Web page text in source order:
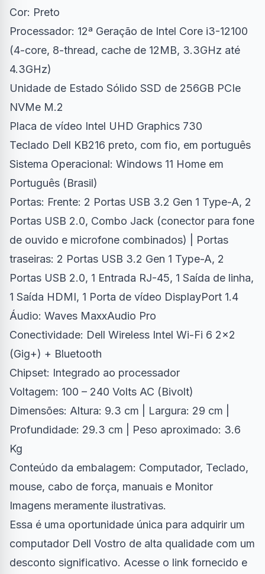
Cor: Preto
Processador: 12ª Geração de Intel Core i3-12100
(4-core, 8-thread, cache de 12MB, 3.3GHz até
4.3GHz)
Unidade de Estado Sólido SSD de 256GB PCIe
NVMe M.2
Placa de vídeo Intel UHD Graphics 730
Teclado Dell KB216 preto, com fio, em português
Sistema Operacional: Windows 11 Home em
Português (Brasil)
Portas: Frente: 2 Portas USB 3.2 Gen 1 Type-A, 2
Portas USB 2.0, Combo Jack (conector para fone
de ouvido e microfone combinados) | Portas
traseiras: 2 Portas USB 3.2 Gen 1 Type-A, 2
Portas USB 2.0, 1 Entrada RJ-45, 1 Saída de linha,
1 Saída HDMI, 1 Porta de vídeo DisplayPort 1.4
Áudio: Waves MaxxAudio Pro
Conectividade: Dell Wireless Intel Wi-Fi 6 2×2
(Gig+) + Bluetooth
Chipset: Integrado ao processador
Voltagem: 100 – 240 Volts AC (Bivolt)
Dimensões: Altura: 9.3 cm | Largura: 29 cm |
Profundidade: 29.3 cm | Peso aproximado: 3.6
Kg
Conteúdo da embalagem: Computador, Teclado,
mouse, cabo de força, manuais e Monitor
Imagens meramente ilustrativas.
Essa é uma oportunidade única para adquirir um
computador Dell Vostro de alta qualidade com um
desconto significativo. Acesse o link fornecido e